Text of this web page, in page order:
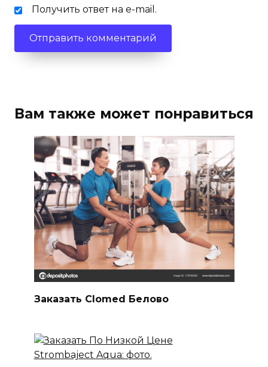
Получить ответ на e-mail.
Вам также может понравиться
Заказать Clomed Белово